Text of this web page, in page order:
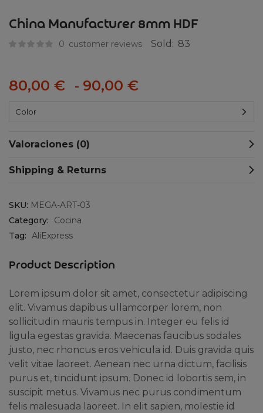
China Manufacturer 8mm HDF
0 customer reviews Sold: 83
80,00 € - 90,00 €
Color
Valoraciones (0)
Shipping & Returns
SKU: MEGA-ART-03
Category:
Cocina
Tag: AliExpress
Product Description
Lorem ipsum dolor sit amet, consectetur adipiscing
elit. Vivamus dapibus ullamcorper lorem, non
sollicitudin mauris tempus in. Integer eu felis id
ligula egestas gravida. Maecenas faucibus sodales
justo, nec rhoncus eros vehicula id. Duis gravida quis
velit vitae laoreet. Aenean nec urna dictum, facilisis
purus et, tincidunt ipsum. Donec id lobortis sem, in
suscipit metus. Vivamus nec purus condimentum
felis malesuada laoreet. In elit sapien, molestie id